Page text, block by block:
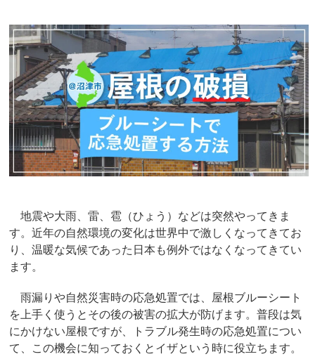
地震や大雨、雷、雹（ひょう）などは突然やってきま
す。近年の自然環境の変化は世界中で激しくなってきてお
り、温暖な気候であった日本も例外ではなくなってきてい
ます。
雨漏りや自然災害時の応急処置では、屋根ブルーシート
を上手く使うとその後の被害の拡大が防げます。普段は気
にかけない屋根ですが、トラブル発生時の応急処置につい
て、この機会に知っておくとイザという時に役立ちます。